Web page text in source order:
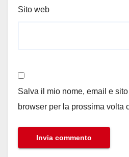
Sito web
Salva il mio nome, email e
browser per la prossima volta